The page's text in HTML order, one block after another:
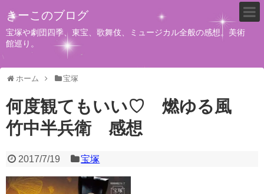
きーこのブログ
宝塚や劇団四季、東宝、歌舞伎、ミュージカル全般の感想。美術
館巡り。
ホーム 宝塚
何度観てもいい♡ 燃ゆる風
竹中半兵衛 感想
2017/7/19 宝塚